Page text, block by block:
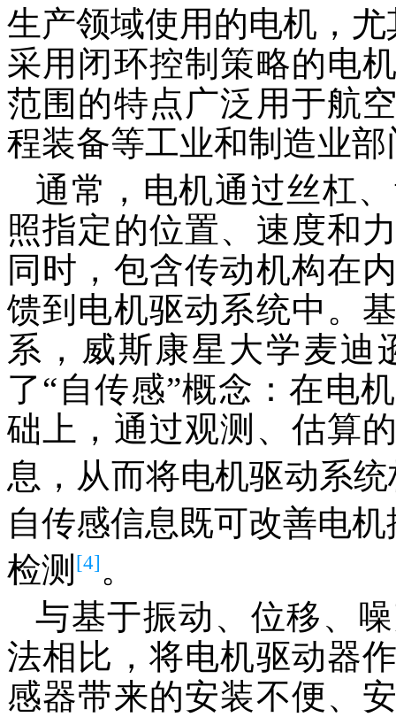
生产领域使用的电机，
采用闭环控制策略的电
范围的特点广泛用于航
程装备等工业和制造业部
通常，电机通过丝杠
照指定的位置、速度和
同时，包含传动机构在
馈到电机驱动系统中。
系，威斯康星大学麦迪
了“自传感”概念：在电
础上，通过观测、估算
息，从而将电机驱动系
自传感信息既可改善电
检测 [4] 。
与基于振动、位移、
法相比，将电机驱动器
感器带来的安装不便、